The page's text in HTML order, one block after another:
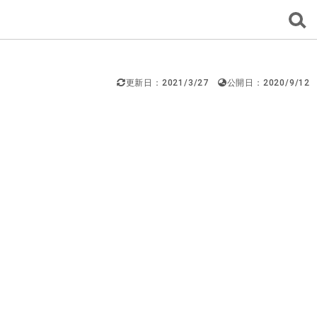
更新日：2021/3/27 公開日：2020/9/12